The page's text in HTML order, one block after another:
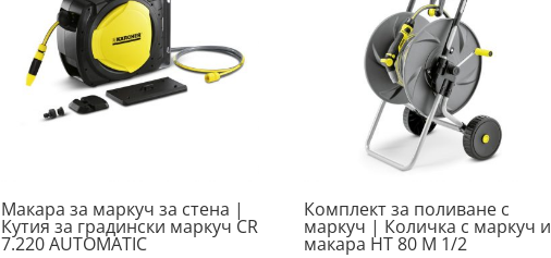
Макара за маркуч за стена |
Кутия за градински маркуч CR
7.220 AUTOMATIC
Комплект за поливане с
маркуч | Количка с маркуч и
макара HT 80 M 1/2